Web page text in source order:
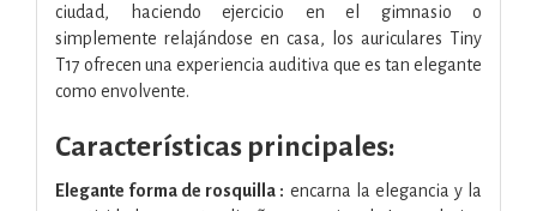
ciudad, haciendo ejercicio en el gimnasio o
simplemente relajándose en casa, los auriculares Tiny
T17 ofrecen una experiencia auditiva que es tan elegante
como envolvente.
Características principales:
Elegante forma de rosquilla : encarna la elegancia y la